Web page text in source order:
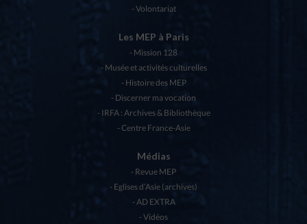
Volontariat
Les MEP à Paris
Mission 128
Musée et activités culturelles
Histoire des MEP
Discerner ma vocation
IRFA : Archives & Bibliothèque
Centre France-Asie
Médias
Revue MEP
Eglises d’Asie (archives)
AD EXTRA
Vidéos